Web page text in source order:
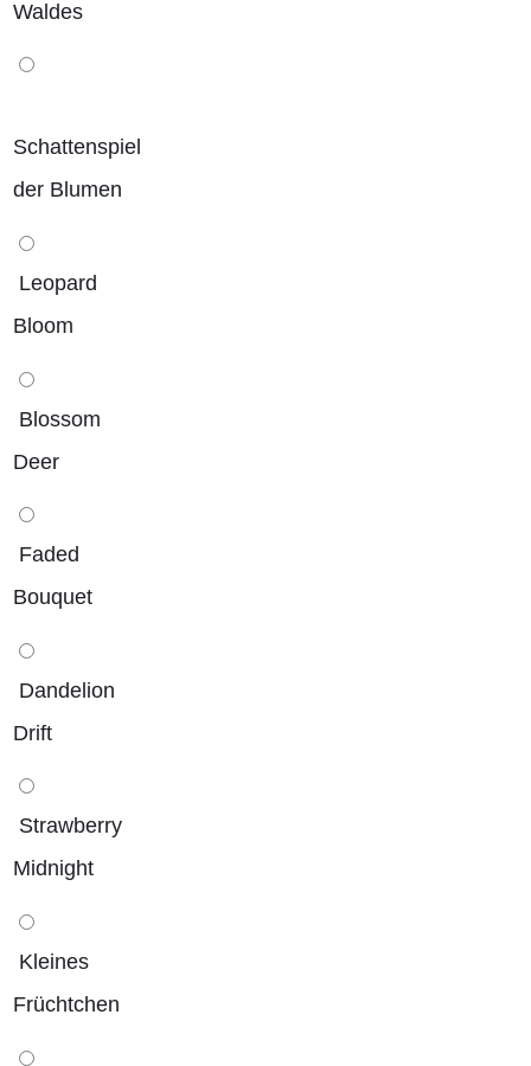
Waldes
Schattenspiel
der Blumen
Leopard
Bloom
Blossom
Deer
Faded
Bouquet
Dandelion
Drift
Strawberry
Midnight
Kleines
Früchtchen